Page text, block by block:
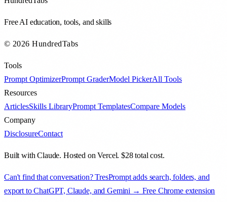
Free AI education, tools, and skills
© 2026 HundredTabs
Tools
Prompt OptimizerPrompt GraderModel PickerAll Tools
Resources
ArticlesSkills LibraryPrompt TemplatesCompare Models
Company
DisclosureContact
Built with Claude. Hosted on Vercel. $28 total cost.
Can't find that conversation? TresPrompt adds search, folders, and
export to ChatGPT, Claude, and Gemini → Free Chrome extension